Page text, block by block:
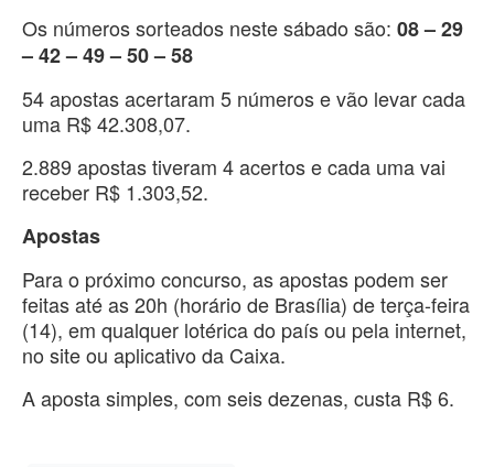
Os números sorteados neste sábado são: 08 – 29
– 42 – 49 – 50 – 58
54 apostas acertaram 5 números e vão levar cada
uma R$ 42.308,07.
2.889 apostas tiveram 4 acertos e cada uma vai
receber R$ 1.303,52.
Apostas
Para o próximo concurso, as apostas podem ser
feitas até as 20h (horário de Brasília) de terça-feira
(14), em qualquer lotérica do país ou pela internet,
no site ou aplicativo da Caixa.
A aposta simples, com seis dezenas, custa R$ 6.